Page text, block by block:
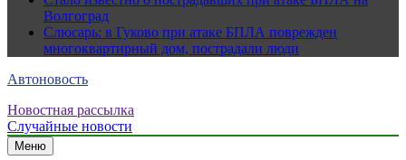
Волгоград
Слюсарь: в Гуково при атаке БПЛА поврежден
многоквартирный дом, пострадали люди
Автоновость
Новостная рассылка
Случайные новости
Меню